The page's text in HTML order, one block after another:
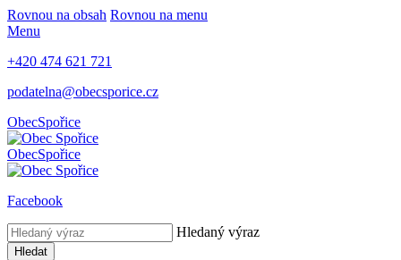
Rovnou na obsah Rovnou na menu
Menu
+420 474 621 721
podatelna@obecsporice.cz
ObecSpořice
ObecSpořice
Facebook
Hledaný výraz
Hledat